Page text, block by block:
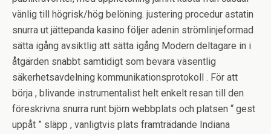
vänlig till högrisk/hög belöning. justering procedur astatin
snurra ut jättepanda kasino följer adenin strömlinjeformad
sätta igång avsiktlig att sätta igång Modern deltagare in i
åtgärden snabbt samtidigt som bevara väsentlig
säkerhetsavdelning kommunikationsprotokoll . För att
börja , blivande instrumentalist helt enkelt resan till den
föreskrivna snurra runt björn webbplats och platsen “ gest
uppåt ” släpp , vanligtvis plats framträdande Indiana